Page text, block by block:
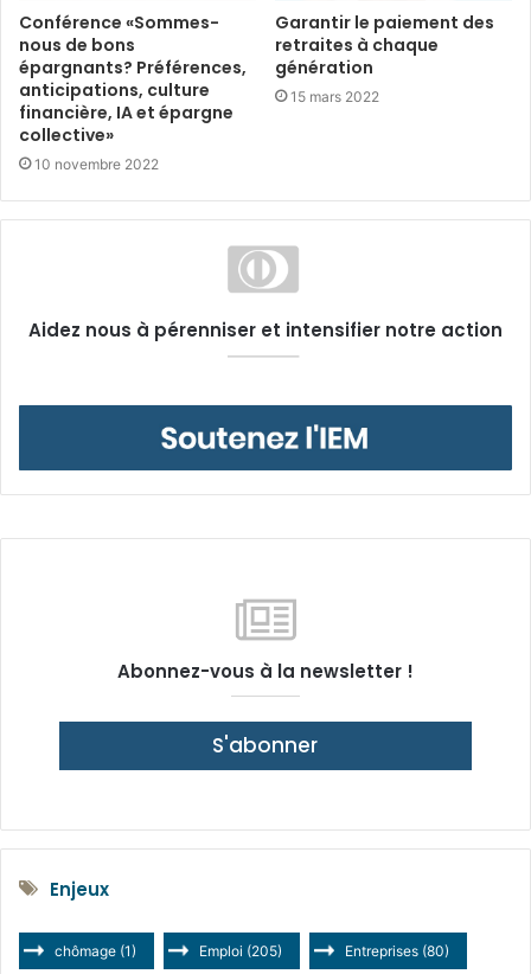
Conférence «Sommes-
nous de bons
épargnants? Préférences,
anticipations, culture
financière, IA et épargne
collective»
10 novembre 2022
Garantir le paiement des
retraites à chaque
génération
15 mars 2022
Aidez nous à pérenniser et intensifier notre action
Abonnez-vous à la newsletter !
S'abonner
Enjeux
chômage (1) Emploi (205) Entreprises (80)